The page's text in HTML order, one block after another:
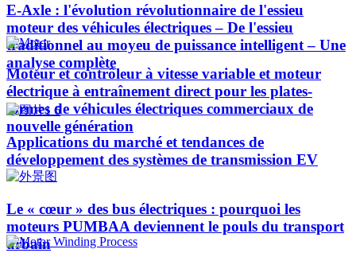
E-Axle : l'évolution révolutionnaire de l'essieu
moteur des véhicules électriques – De l'essieu
traditionnel au moyeu de puissance intelligent – Une
analyse complète
Moteur et contrôleur à vitesse variable et moteur
électrique à entraînement direct pour les plates-
formes de véhicules électriques commerciaux de
nouvelle génération
Applications du marché et tendances de
développement des systèmes de transmission EV
Le « cœur » des bus électriques : pourquoi les
moteurs PUMBAA deviennent le pouls du transport
urbain